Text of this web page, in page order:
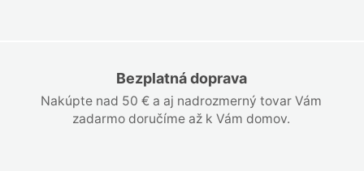
Bezplatná doprava
Nakúpte nad 50 € a aj nadrozmerný tovar Vám
zadarmo doručíme až k Vám domov.